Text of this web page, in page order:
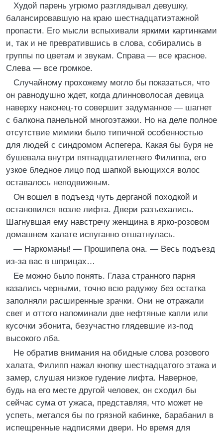
Худой парень угрюмо разглядывал девушку,
балансировавшую на краю шестнадцатиэтажной
пропасти. Его мысли вспыхивали яркими картинками
и, так и не превратившись в слова, собирались в
группы по цветам и звукам. Справа — все красное.
Слева — все громкое.
Случайному прохожему могло бы показаться, что
он равнодушно ждет, когда длинноволосая девица
наверху наконец-то совершит задуманное — шагнет
с балкона панельной многоэтажки. Но на деле полное
отсутствие мимики было типичной особенностью
для людей с синдромом Аспегера. Какая бы буря не
бушевала внутри пятнадцатилетнего Филиппа, его
узкое бледное лицо под шапкой вьющихся волос
оставалось неподвижным.
Он вошел в подъезд чуть дерганой походкой и
остановился возле лифта. Двери разъехались.
Шагнувшая ему навстречу женщина в ярко-розовом
домашнем халате испуганно отшатнулась.
— Наркоманы! — Прошипела она. — Весь подъезд
из-за вас в шприцах…
Ее можно было понять. Глаза странного парня
казались черными, точно всю радужку без остатка
заполняли расширенные зрачки. Они не отражали
свет и оттого напоминали две нефтяные капли или
кусочки эбонита, безучастно глядевшие из-под
высокого лба.
Не обратив внимания на обидные слова розового
халата, Филипп нажал кнопку шестнадцатого этажа и
замер, слушая низкое гудение лифта. Наверное,
будь на его месте другой человек, он сходил бы
сейчас сума от ужаса, представляя, что может не
успеть, метался бы по грязной кабинке, барабанил в
испещренные надписями двери. Но время для